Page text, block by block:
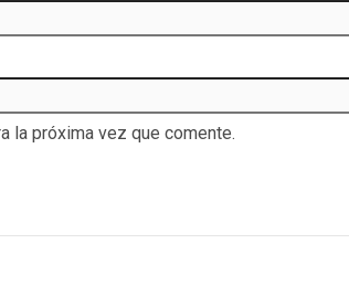
la próxima vez que comente.